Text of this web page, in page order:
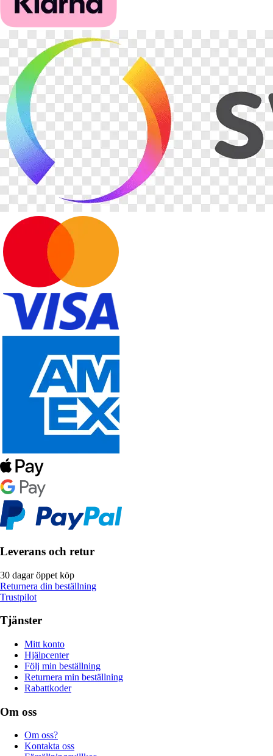
Leverans och retur
30 dagar öppet köp
Returnera din beställning
Trustpilot
Tjänster
Mitt konto
Hjälpcenter
Följ min beställning
Returnera min beställning
Rabattkoder
Om oss
Om oss?
Kontakta oss